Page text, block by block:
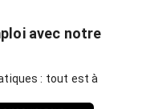
avec notre
: tout est à